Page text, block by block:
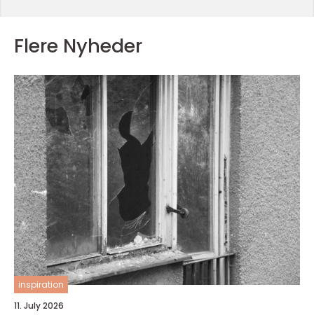
Flere Nyheder
inspiration
11. July 2026